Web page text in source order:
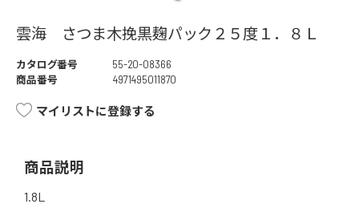
雲海 さつま木挽黒麹パック２５度１．８Ｌ
カタログ番号
55-20-08366
商品番号
4971495011870
マイリストに登録する
商品説明
1.8L